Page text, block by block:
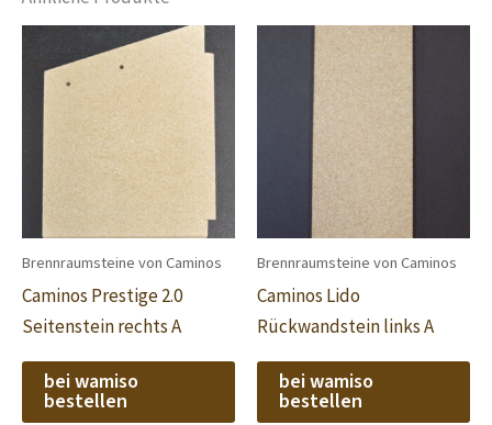
Brennraumsteine von Caminos
Caminos Prestige 2.0
Seitenstein rechts A
bei wamiso
bestellen
Brennraumsteine von Caminos
Caminos Lido
Rückwandstein links A
bei wamiso
bestellen